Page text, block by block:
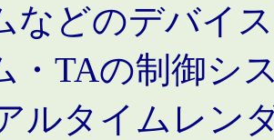
などのデバイ
・TAの制御シ
ルタイムレン